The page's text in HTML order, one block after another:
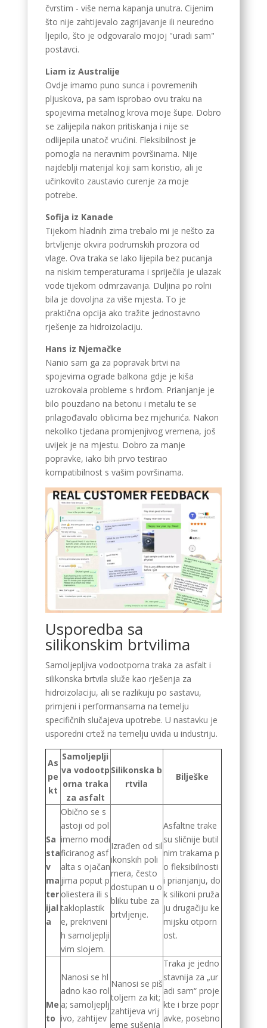
čvrstim - više nema kapanja unutra. Cijenim
što nije zahtijevalo zagrijavanje ili neuredno
ljepilo, što je odgovaralo mojoj "uradi sam"
postavci.
Liam iz Australije
Ovdje imamo puno sunca i povremenih
pljuskova, pa sam isprobao ovu traku na
spojevima metalnog krova moje šupe. Dobro
se zalijepila nakon pritiskanja i nije se
odlijepila unatoč vrućini. Fleksibilnost je
pomogla na neravnim površinama. Nije
najdeblji materijal koji sam koristio, ali je
učinkovito zaustavio curenje za moje
potrebe.
Sofija iz Kanade
Tijekom hladnih zima trebalo mi je nešto za
brtvljenje okvira podrumskih prozora od
vlage. Ova traka se lako lijepila bez pucanja
na niskim temperaturama i spriječila je ulazak
vode tijekom odmrzavanja. Duljina po rolni
bila je dovoljna za više mjesta. To je
praktična opcija ako tražite jednostavno
rješenje za hidroizolaciju.
Hans iz Njemačke
Nanio sam ga za popravak brtvi na
spojevima ograde balkona gdje je kiša
uzrokovala probleme s hrđom. Prianjanje je
bilo pouzdano na betonu i metalu te se
prilagođavalo oblicima bez mjehurića. Nakon
nekoliko tjedana promjenjivog vremena, još
uvijek je na mjestu. Dobro za manje
popravke, iako bih prvo testirao
kompatibilnost s vašim površinama.
Usporedba sa
silikonskim brtvilima
Samoljepljiva vodootporna traka za asfalt i
silikonska brtvila služe kao rješenja za
hidroizolaciju, ali se razlikuju po sastavu,
primjeni i performansama na temelju
specifičnih slučajeva upotrebe. U nastavku je
usporedni crtež na temelju uvida u industriju.
As
pe
kt
Samoljeplji
va vodootp
orna traka
za asfalt
Silikonska b
rtvila
Bilješke
Sa
sta
v
ma
ter
ijal
a
Obično se s
astoji od pol
imerno modi
ficiranog asf
alta s ojačan
jima poput p
oliestera ili s
takloplastik
e, prekriveni
h samoljeplji
vim slojem.
Izrađen od sil
ikonskih poli
mera, često
dostupan u o
bliku tube za
brtvljenje.
Asfaltne trake
su sličnije butil
nim trakama p
o fleksibilnosti
i prianjanju, do
k silikoni pruža
ju drugačiju ke
mijsku otporn
ost.
Me
to
Nanosi se hl
adno kao rol
a; samoljeplj
ivo, zahtijev
Nanosi se piš
toljem za kit;
zahtijeva vrij
eme sušenja
Traka je jedno
stavnija za „ur
adi sam“ proje
kte i brze popr
avke, posebno